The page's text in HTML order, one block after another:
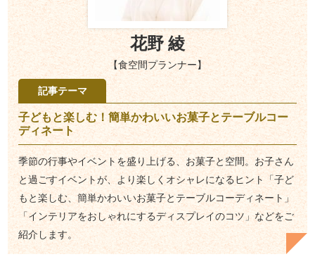
花野 綾
【食空間プランナー】
記事テーマ
子どもと楽しむ！簡単かわいいお菓子とテーブルコー
ディネート
季節の行事やイベントを盛り上げる、お菓子と空間。お子さん
と過ごすイベントが、より楽しくオシャレになるヒント「子ど
もと楽しむ、簡単かわいいお菓子とテーブルコーディネート」
「インテリアをおしゃれにするディスプレイのコツ」などをご
紹介します。